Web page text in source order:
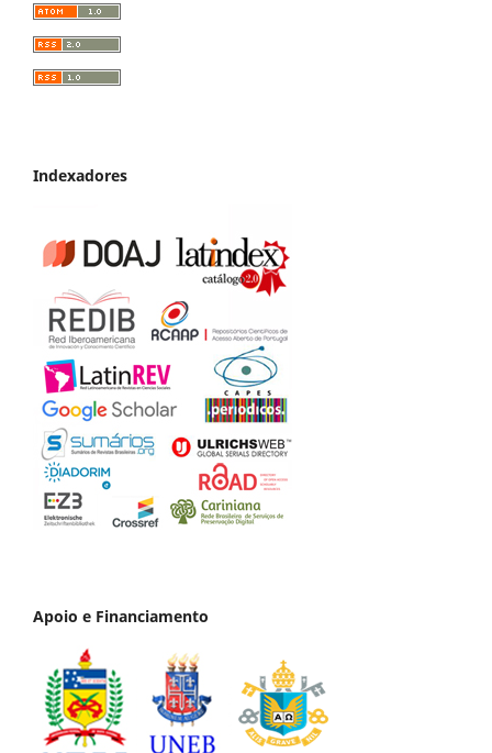
Indexadores
Apoio e Financiamento